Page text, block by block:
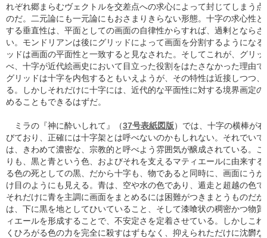
れぞれ郷まらむヴェクトルを交差点への求心によって封じてしまう点
のだ。二元論にも一元論にもおさまりきらない形態。十字の求心性と
する垂直性は、平面としての画面の自律性からすれば、過剰とならざ
い。モンドリアンは後にグリッドによって画面を分割するようになる
ッドは画面の平面性と一致すると見なされた。そしてこれが、グリッ
べ、十字が近代絵画史において目立った役割をはたさなかった理由で
グリッドは十字を内包するともいえようが、その特性は近接しつつ、
る。しかしそれだけに十字には、近代的な平面性に対する境界画定の
めることもできるはずだ。
ミラの『神に酔いしれて』（37号表紙図版）では、十字の横棒が
びており、正確には十字架とは呼べないのかもしれない。それでいて
は、きわめて濃密な、宗教的と呼べよう雰囲気が醸成されている。こ
りも、黒と青という色、およびそれを支えるマティエールに由来する
る色の死としての黒、だから十字も、物であると同時に、画面にうが
け目のようにも見える。青は、空や水の色であり、遁走と超越の色で
それだけに青を主調に画面をまとめるには困難がつきまとうものだが
は、下に黒を地としてひいていること、そして漆喰状の稠密かつ物質
ィエールを形成することで、不安定さを定着させている。しかしこれ
くひろがる色の力を完全に殺すはずもなく、抑えられただけに沈欝な